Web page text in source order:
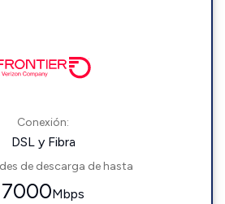
Conexión:
DSL y Fibra
de descarga de hasta
7000Mbps